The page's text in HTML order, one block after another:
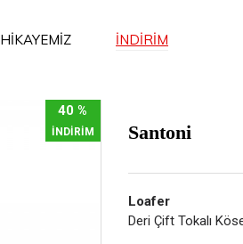
HİKAYEMİZ İNDİRİM
İNDİRİM
40 %
Santoni
Loafer
Deri Çift Tokalı